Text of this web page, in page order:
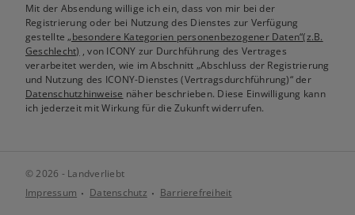
Mit der Absendung willige ich ein, dass von mir bei der
Registrierung oder bei Nutzung des Dienstes zur Verfügung
gestellte„besondere Kategorien personenbezogener Daten“(z.B.
Geschlecht) , von ICONY zur Durchführung des Vertrages
verarbeitet werden, wie im Abschnitt „Abschluss der Registrierung
und Nutzung des ICONY-Dienstes (Vertragsdurchführung)“ der
Datenschutzhinweise näher beschrieben. Diese Einwilligung kann
ich jederzeit mit Wirkung für die Zukunft widerrufen.
© 2026 - Landverliebt
Impressum
Datenschutz Barrierefreiheit